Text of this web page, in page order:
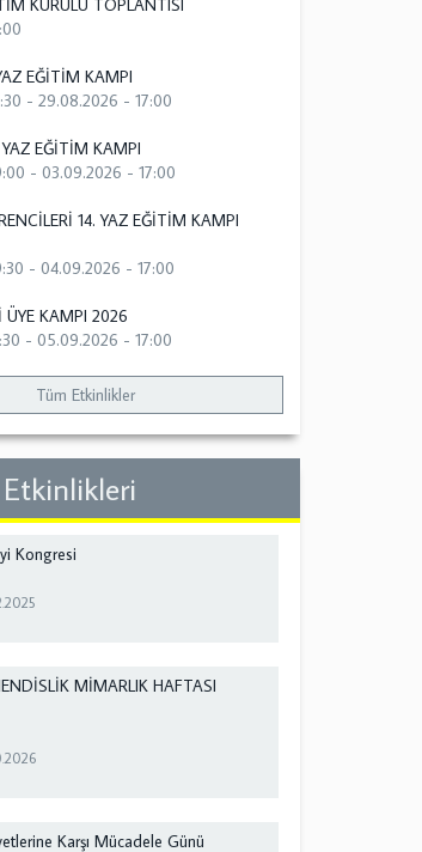
KURULU TOPLANTISI
EĞİTİM KAMPI
-29.08.2026 - 17:00
EĞİTİM KAMPI
-03.09.2026 - 17:00
14. YAZ EĞİTİM KAMPI
-04.09.2026 - 17:00
KAMPI 2026
-05.09.2026 - 17:00
Tüm Etkinlikler
Kongresi
MİMARLIK HAFTASI
Karşı Mücadele Günü